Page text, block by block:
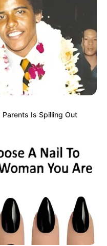
Is Spilling Out